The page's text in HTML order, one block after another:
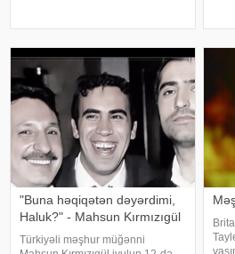
olduğunu bildirib:. "Bu gün
gözlənilmədə
"Buna həqiqətən dəyərdimi,
Haluk?" - Mahsun Kırmızıgül
Türkiyəli məşhur müğənni